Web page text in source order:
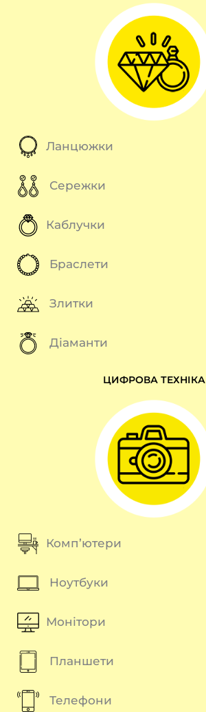
Ланцюжки
Сережки
Каблучки
Браслети
Злитки
Діаманти
ЦИФРОВА ТЕХНІКА
Комп’ютери
Ноутбуки
Монітори
Планшети
Телефони